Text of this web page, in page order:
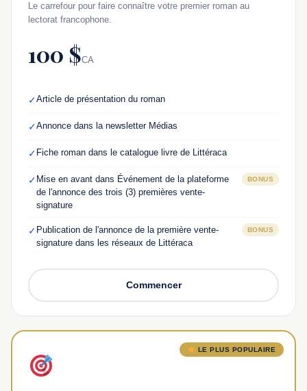
Le carrefour pour faire connaître votre premier roman au
lectorat francophone.
100 $CA
✓Article de présentation du roman
✓Annonce dans la newsletter Médias
✓ Fiche roman dans le catalogue livre de Littéraca
✓ Mise en avant dans Événement de la plateforme
de l'annonce des trois (3) premières vente-
signature
BONUS
✓ Publication de l'annonce de la première vente-
signature dans les réseaux de Littéraca
BONUS
Commencer
LE PLUS POPULAIRE